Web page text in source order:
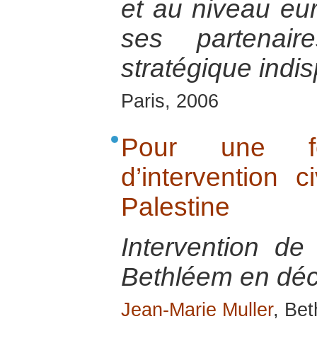
et au niveau
ses
stratégique
Paris, 2006
Pour une
d’intervention
Palestine
Intervention
Bethléem en
Jean-Marie Muller,